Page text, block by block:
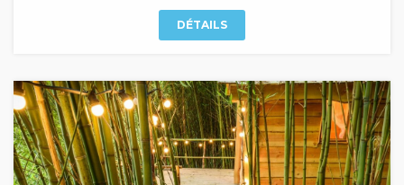
DÉTAILS